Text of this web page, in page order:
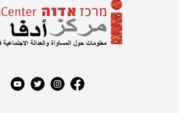
مركز
الاجتماعية في